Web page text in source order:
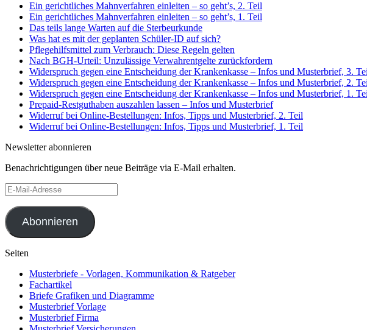
Ein gerichtliches Mahnverfahren einleiten – so geht’s, 2. Teil
Ein gerichtliches Mahnverfahren einleiten – so geht’s, 1. Teil
Das teils lange Warten auf die Sterbeurkunde
Was hat es mit der geplanten Schüler-ID auf sich?
Pflegehilfsmittel zum Verbrauch: Diese Regeln gelten
Nach BGH-Urteil: Unzulässige Verwahrentgelte zurückfordern
Widerspruch gegen eine Entscheidung der Krankenkasse – Infos und Musterbrief, 3.
Widerspruch gegen eine Entscheidung der Krankenkasse – Infos und Musterbrief, 2.
Widerspruch gegen eine Entscheidung der Krankenkasse – Infos und Musterbrief, 1.
Prepaid-Restguthaben auszahlen lassen – Infos und Musterbrief
Widerruf bei Online-Bestellungen: Infos, Tipps und Musterbrief, 2. Teil
Widerruf bei Online-Bestellungen: Infos, Tipps und Musterbrief, 1. Teil
Newsletter abonnieren
Benachrichtigungen über neue Beiträge via E-Mail erhalten.
E-
Mail-
Adresse
Abonnieren
Seiten
Musterbriefe - Vorlagen, Kommunikation & Ratgeber
Fachartikel
Briefe Grafiken und Diagramme
Musterbrief Vorlage
Musterbrief Firma